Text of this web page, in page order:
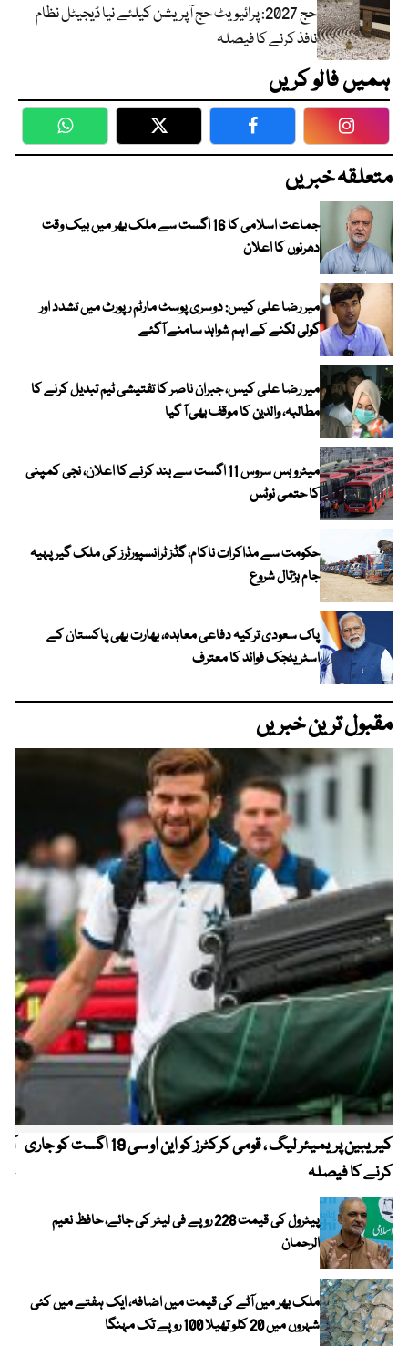
حج 2027: پرائیویٹ حج آپریشن کیلئے نیا ڈیجیٹل نظام
نافذ کرنے کا فیصلہ
ہمیں فالو کریں
WhatsApp Twitter Facebook
متعلقہ خبریں
جماعت اسلامی کا 16 اگست سے ملک بھر میں بیک وقت
دھرنوں کا اعلان
میر رضا علی کیس: دوسری پوسٹ مارٹم رپورٹ میں تشدد اور
گولی لگنے کے اہم شواہد سامنے آگئے
میر رضا علی کیس، جبران ناصر کا تفتیشی ٹیم تبدیل کرنے کا
مطالبہ، والدین کا موقف بھی آ گیا
میٹرو بس سروس 11 اگست سے بند کرنے کا اعلان، نجی کمپنی
کا حتمی نوٹس
حکومت سے مذاکرات ناکام، گڈز ٹرانسپورٹرز کی ملک گیر پہیہ
جام ہڑتال شروع
پاک سعودی ترکیہ دفاعی معاہدہ، بھارت بھی پاکستان کے
اسٹریٹجک فوائد کا معترف
مقبول ترین خبریں
کیریبین پریمیئر لیگ ، قومی کرکٹرز کو این او سی 19 اگست کو جاری
کرنے کا فیصلہ
پیٹرول کی قیمت 228 روپے فی لیٹر کی جائے، حافظ نعیم
الرحمان
ملک بھر میں آٹے کی قیمت میں اضافہ، ایک ہفتے میں کئی
شہروں میں 20 کلو تھیلا 100 روپے تک مہنگا